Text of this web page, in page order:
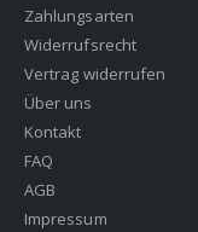
Zahlungsarten
Widerrufsrecht
Vertrag widerrufen
Über uns
Kontakt
FAQ
AGB
Impressum